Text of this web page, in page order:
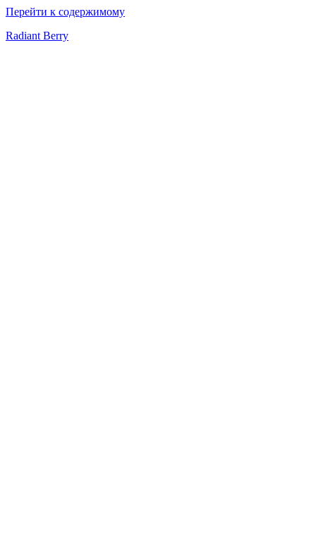
Перейти к содержимому
Radiant Berry